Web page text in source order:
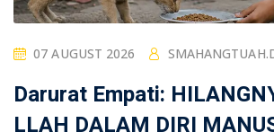
07 AUGUST 2026
Darurat Empati:
LLAH DALAM DIRI